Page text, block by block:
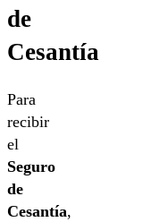
de
Cesantía
Para
recibir
el
Seguro
de
Cesantía,